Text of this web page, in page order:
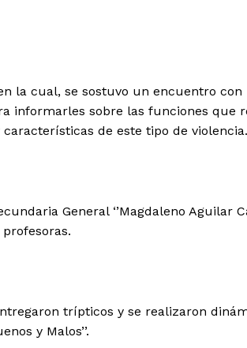
la cual, se sostuvo un encuentro con
informarles sobre las funciones que
de este tipo de violencia.
General ‘’Magdaleno Aguilar
trípticos y se realizaron
y Malos’’.